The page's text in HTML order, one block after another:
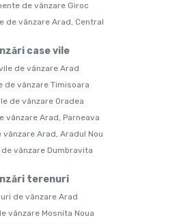
de vânzare Giroc
de vânzare Arad, Central
case vile
de vânzare Arad
de vânzare Timisoara
de vânzare Oradea
vânzare Arad, Parneava
vânzare Arad, Aradul Nou
de vânzare Dumbravita
terenuri
de vânzare Arad
vânzare Mosnita Noua